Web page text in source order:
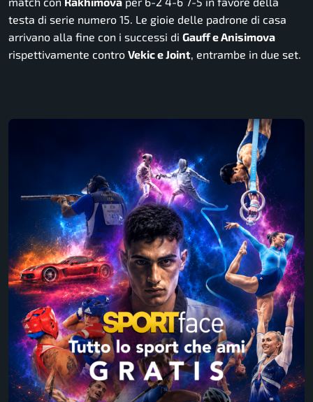
testa di serie numero 15. Le gioie delle padrone di casa
arrivano alla fine con i successi di Gauff e Anisimova
rispettivamente contro Vekic e Joint, entrambe in due set.